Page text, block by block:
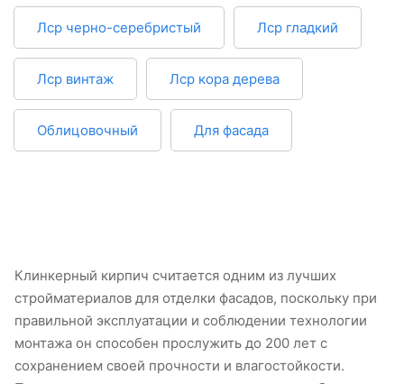
Лср черно-серебристый Лср гладкий
Лср винтаж Лср кора дерева
Облицовочный Для фасада
Клинкерный кирпич считается одним из лучших
стройматериалов для отделки фасадов, поскольку при
правильной эксплуатации и соблюдении технологии
монтажа он способен прослужить до 200 лет с
сохранением своей прочности и влагостойкости.